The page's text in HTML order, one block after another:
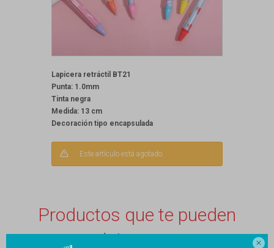

Lapicera retráctil BT21
Punta: 1.0mm
Tinta negra
Medida: 13 cm
Decoración tipo encapsulada
Este artículo está agotado.
Productos que te pueden
interesar